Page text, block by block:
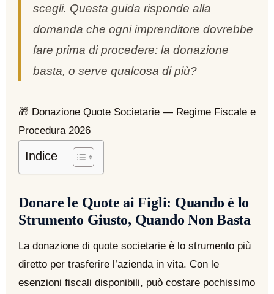
scegli. Questa guida risponde alla
domanda che ogni imprenditore dovrebbe
fare prima di procedere: la donazione
basta, o serve qualcosa di più?
🎁 Donazione Quote Societarie — Regime Fiscale e
Procedura 2026
Indice
Donare le Quote ai Figli: Quando è lo
Strumento Giusto, Quando Non Basta
La donazione di quote societarie è lo strumento più
diretto per trasferire l’azienda in vita. Con le
esenzioni fiscali disponibili, può costare pochissimo